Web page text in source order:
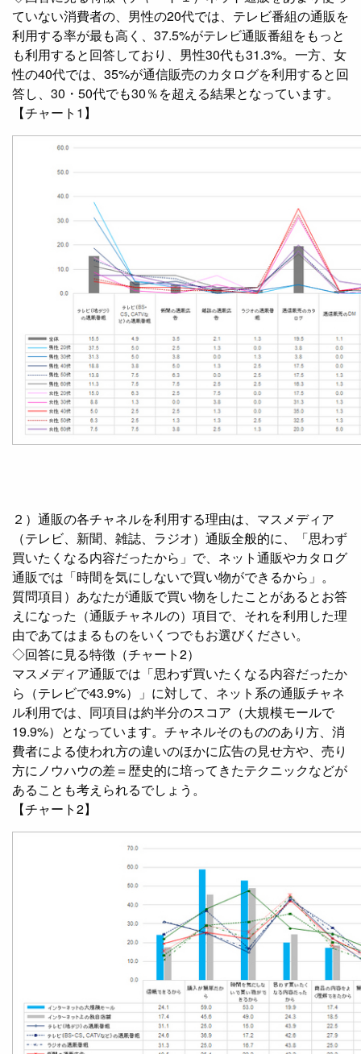
ていない消費者の、男性の20代では、テレビ番組の通販を
利用する率が最も高く、37.5%がテレビ通販番組をもっと
も利用すると回答しており、男性30代も31.3%。一方、女
性の40代では、35%が通信販売のカタログを利用すると回
答し、30・50代でも30％を超える結果となっています。
【チャート1】
２）通販の各チャネルを利用する理由は、マスメディア
（テレビ、新聞、雑誌、ラジオ）通販全般的に、「思わず
買いたくなる内容だったから」で、ネット通販やカタログ
通販では「時間を気にしないで買い物ができるから」。
質問項目）あなたが通販で買い物をしたことがあるとお答
えになった（通販チャネルの）項目で、それを利用した理
由であてはまるものをいくつでもお選びください。
◇回答に見る特徴（チャート2）
マスメディア通販では「思わず買いたくなる内容だったか
ら（テレビで43.9%）」に対して、ネット系の通販チャネ
ル利用では、同項目は約半分のスコア（大規模モールで
19.9%）となっています。チャネルそのもののあり方、消
費者による使われ方の違いのほかに広告の見せ方や、売り
方にノウハウの差＝歴史的に培ってきたテクニックなどが
あることも考えられるでしょう。
【チャート2】